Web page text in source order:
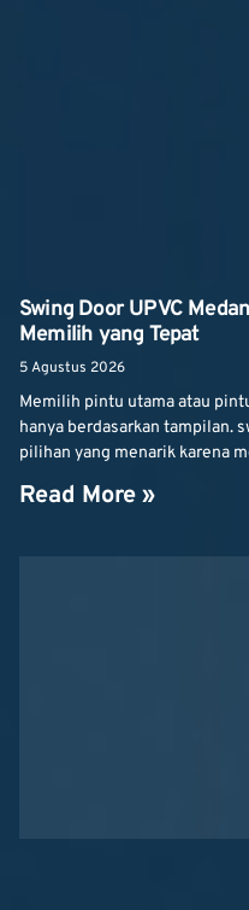
Swing Door UPVC
Memilih yang Tepat
5 Agustus 2026
Memilih pintu utama atau
hanya berdasarkan tampilan.
pilihan yang menarik karena
Read More »